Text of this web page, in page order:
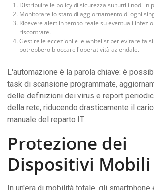
Distribuire le policy di sicurezza su tutti i nodi in
Monitorare lo stato di aggiornamento di ogni
Ricevere alert in tempo reale su eventuali
riscontrate.
Gestire le eccezioni e le whitelist per evitare
potrebbero bloccare l'operatività aziendale.
L'automazione è la parola chiave: è
task di scansione programmate,
delle definizioni dei virus e report
della rete, riducendo drasticamente il
manuale del reparto IT.
Protezione dei
Dispositivi Mobili
In un'era di mobilità totale, gli smartphone